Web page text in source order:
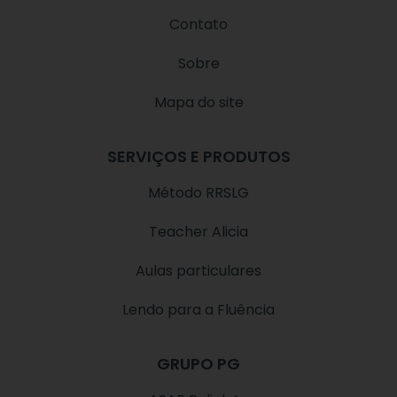
b
e
Contato
Sobre
Mapa do site
SERVIÇOS E PRODUTOS
Método RRSLG
Teacher Alicia
Aulas particulares
Lendo para a Fluência
GRUPO PG